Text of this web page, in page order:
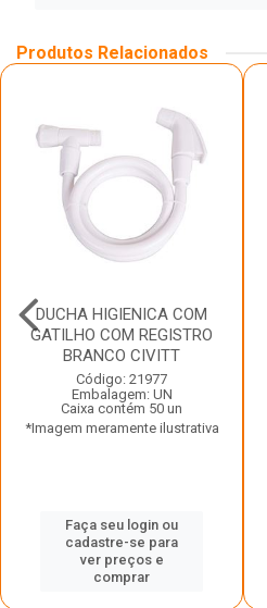
Produtos Relacionados
DUCHA HIGIENICA COM
GATILHO COM REGISTRO
BRANCO CIVITT
Código: 21977
Embalagem: UN
Caixa contém 50 un
*Imagem meramente ilustrativa
Faça seu login ou
cadastre-se para
ver preços e
comprar